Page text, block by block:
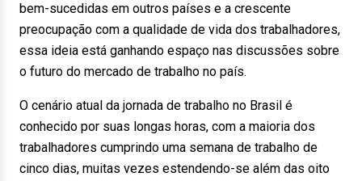
bem-sucedidas em outros países e a crescente
preocupação com a qualidade de vida dos trabalhadores,
essa ideia está ganhando espaço nas discussões sobre
o futuro do mercado de trabalho no país.
O cenário atual da jornada de trabalho no Brasil é
conhecido por suas longas horas, com a maioria dos
trabalhadores cumprindo uma semana de trabalho de
cinco dias, muitas vezes estendendo-se além das oito